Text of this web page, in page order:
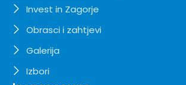
Invest in Zagorje
Obrasci i zahtjevi
Galerija
Izbori